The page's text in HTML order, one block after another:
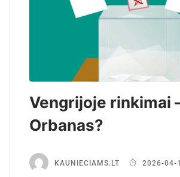
Vengrijoje rinkimai
Orbanas?
KAUNIECIAMS.LT 2026-04-